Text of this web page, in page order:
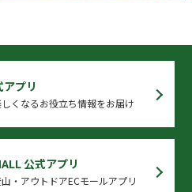
プリ
くなるお役立ち情報をお届け
公式アプリ
・アウトドアECモールアプリ